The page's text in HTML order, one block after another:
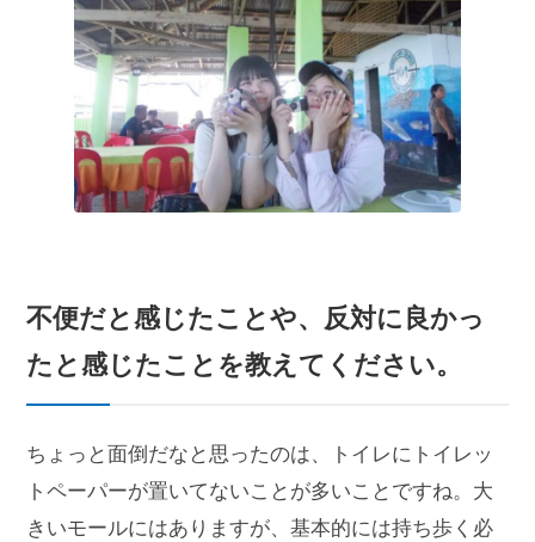
不便だと感じたことや、 反対に良かっ
たと感じたことを教えてください。
ちょっと面倒だなと思ったのは、トイレにトイレッ
トペーパーが置いてないことが多いことですね。大
きいモールにはありますが、基本的には持ち歩く必